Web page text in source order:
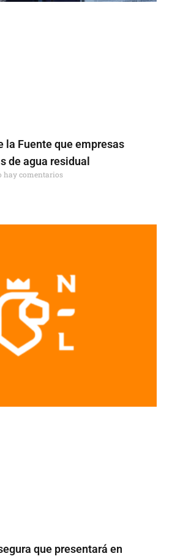
la Fuente que empresas
de agua residual
hay comentarios
que presentará en